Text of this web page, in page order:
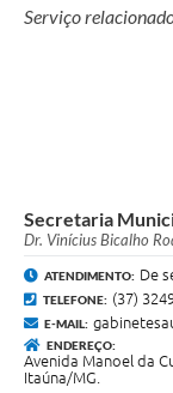
Serviço
Secretaria
Dr. Vinícius Bicalho
ATENDIMENTO: De
TELEFONE: (37)
E-MAIL:
ENDEREÇO:
Avenida Manoel da
Itaúna/MG.